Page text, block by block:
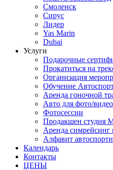
Смоленск
Сирус
Лидер
Yas Marin
Dubai
Услуги
Подарочные
Прокатиться на
Организация
Обучение
Аренда гоночной
Авто для фото/
Фотосессии
Продакшен студия
Аренда симрейсинг
Алфавит
Календарь
Контакты
ЦЕНЫ